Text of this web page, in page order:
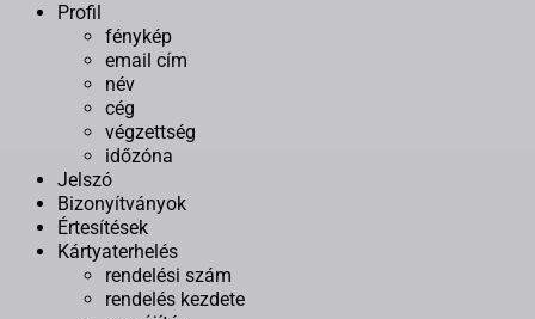
Profil
fénykép
email cím
név
cég
végzettség
időzóna
Jelszó
Bizonyítványok
Értesítések
Kártyaterhelés
rendelési szám
rendelés kezdete